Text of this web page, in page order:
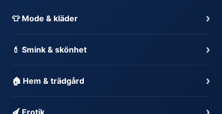
👕 Mode & kläder ›
💄 Smink & skönhet ›
🏠 Hem & trädgård ›